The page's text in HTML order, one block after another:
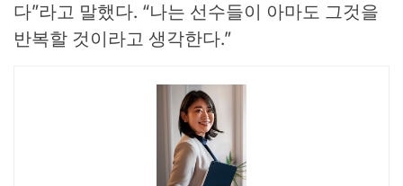
다”라고 말했다. “나는 선수들이 아마도 그것을
반복할 것이라고 생각한다.”